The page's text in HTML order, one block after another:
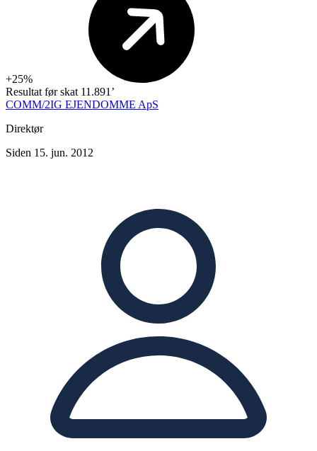
+25%
Resultat før skat 11.891’
COMM/2IG EJENDOMME ApS
Direktør
Siden 15. jun. 2012